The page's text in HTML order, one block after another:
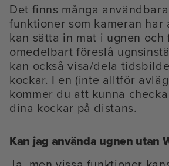
Det finns många
funktioner som kameran har
kan sätta in mat i ugnen
omedelbart föreslå
kan också visa/dela
kockar. I en (inte alltför
kommer du att kunna
dina kockar på distans.
Kan jag använda ugnen utan